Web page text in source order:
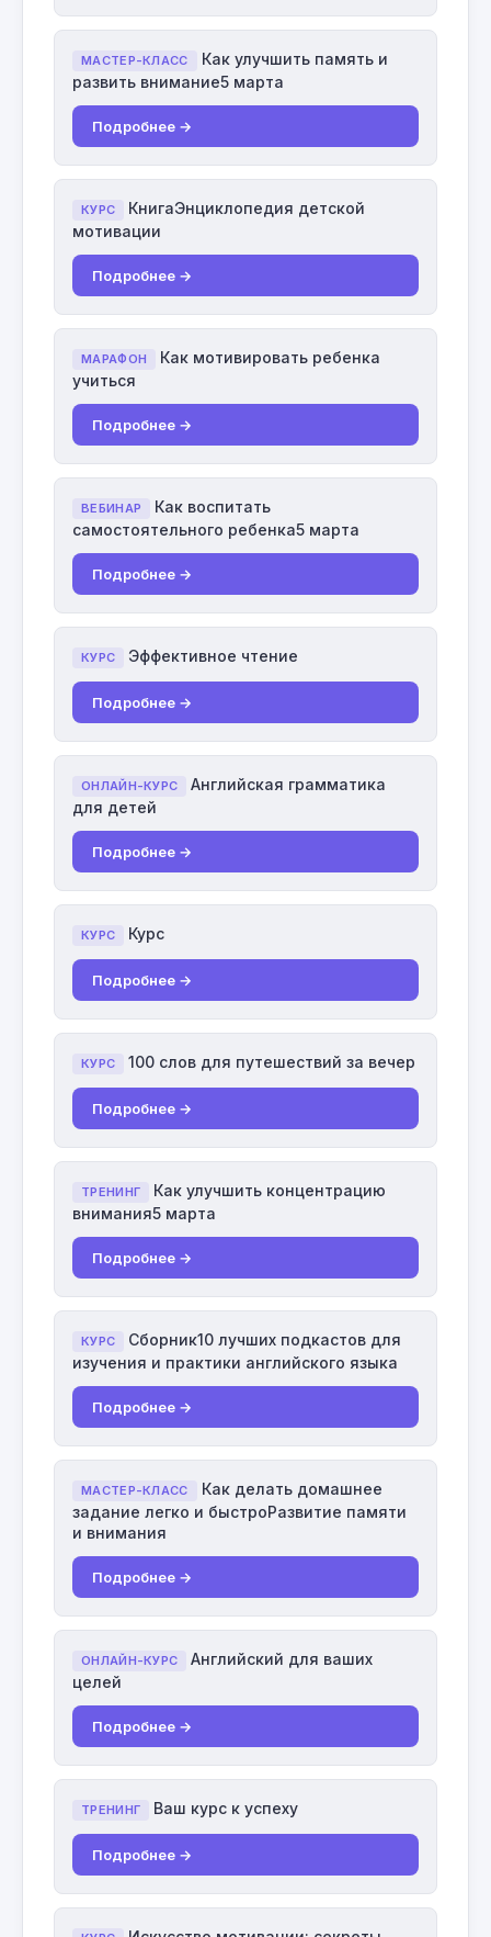
МАСТЕР-КЛАСС
Как улучшить память и
развить внимание5 марта
Подробнее →
КУРС
КнигаЭнциклопедия детской
мотивации
Подробнее →
МАРАФОН
Как мотивировать ребенка
учиться
Подробнее →
ВЕБИНАР
Как воспитать
самостоятельного ребенка5 марта
Подробнее →
КУРС Эффективное чтение
Подробнее →
ОНЛАЙН-КУРС
Английская грамматика
для детей
Подробнее →
КУРС Курс
Подробнее →
КУРС 100 слов для путешествий за вечер
Подробнее →
ТРЕНИНГ
Как улучшить концентрацию
внимания5 марта
Подробнее →
КУРС
Сборник10 лучших подкастов для
изучения и практики английского языка
Подробнее →
МАСТЕР-КЛАСС
Как делать домашнее
задание легко и быстроРазвитие памяти
и внимания
Подробнее →
ОНЛАЙН-КУРС
Английский для ваших
целей
Подробнее →
ТРЕНИНГ Ваш курс к успеху
Подробнее →